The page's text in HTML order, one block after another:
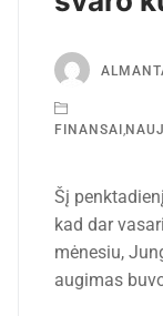
FINANSAI ,
Šį
kad dar
mėnesiu,
augimas